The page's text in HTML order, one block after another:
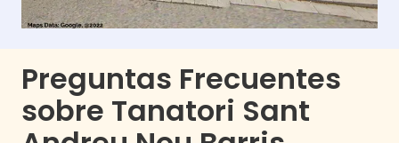
Preguntas Frecuentes
sobre Tanatori Sant